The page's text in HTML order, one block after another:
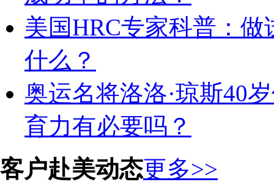
美国HRC专家科普：
什么？
奥运名将洛洛·琼斯40
育力有必要吗？
客户赴美动态更多>>